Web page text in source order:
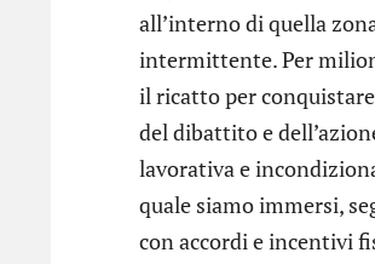
all’interno di quella
intermittente. Per
il ricatto per
del dibattito e
lavorativa e
quale siamo immersi,
con accordi e incentivi